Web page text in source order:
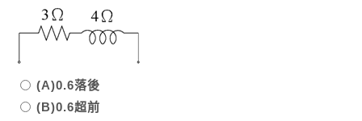
(A)0.6落後
(B)0.6超前